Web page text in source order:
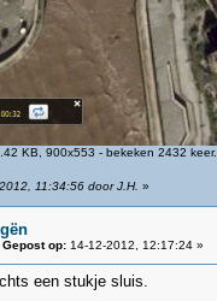
KB, 900x553 - bekeken 2432
11:34:56 door J.H. »
op: 14-12-2012, 12:17:24 »
een stukje sluis.